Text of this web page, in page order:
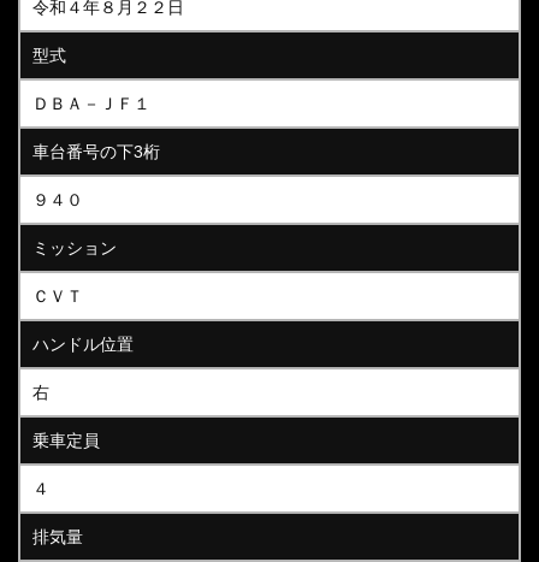
令和４年８月２２日
型式
ＤＢＡ－ＪＦ１
車台番号の下3桁
９４０
ミッション
ＣＶＴ
ハンドル位置
右
乗車定員
４
排気量